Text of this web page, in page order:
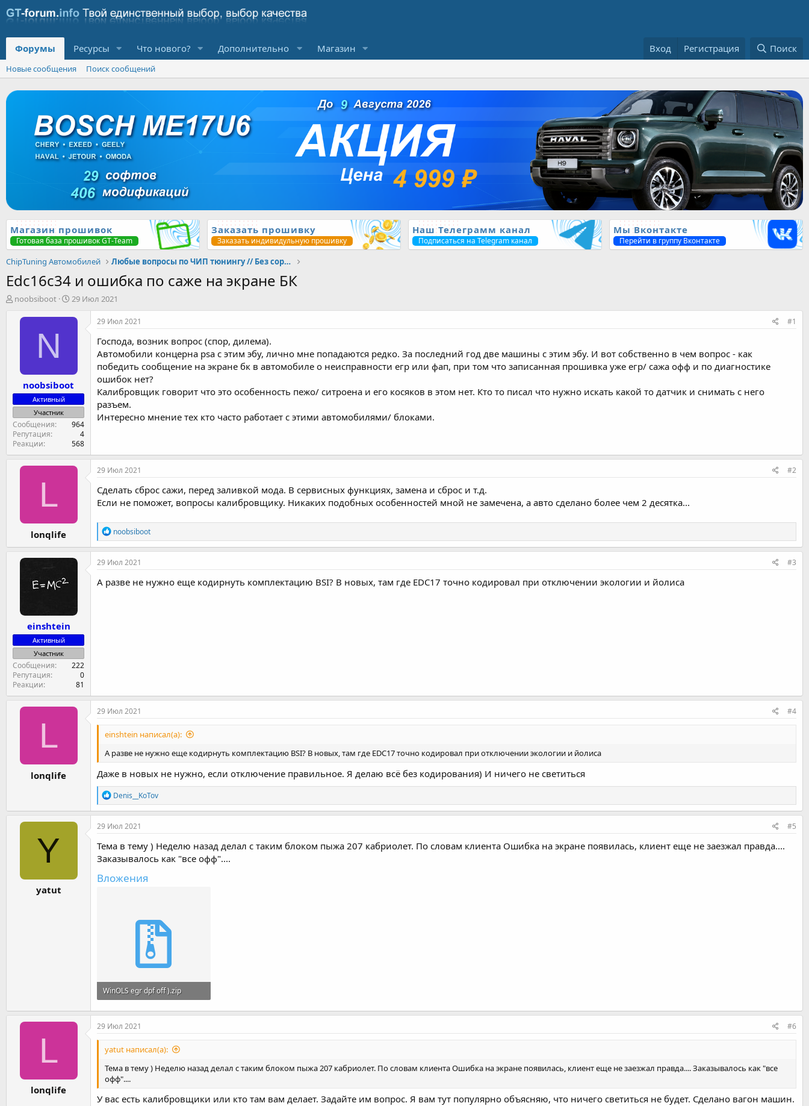
Форумы Ресурсы Что нового? Дополнительно Магазин Вход Регистрация Поиск
Новые сообщения Поиск сообщений
Магазин прошивок
Готовая база прошивок GT-Team
Заказать прошивку
Заказать индивидульную прошивку
Наш Телеграмм канал
Подписаться на Telegram канал
Мы Вконтакте
Перейти в группу Вконтакте
ChipTuning Автомобилей Любые вопросы по ЧИП тюнингу // Без сортировки
Edc16c34 и ошибка по саже на экране БК
А
noobsiboot
Д
т
а
л
а
29 Июл 2021
N
noobsiboot
Активный
Участник
Сообщения
964
Репутация
4
Реакции
568
29 Июл 2021 #1
Господа, возник вопрос (спор, дилема).
Автомобили концерна psa с этим эбу, лично мне попадаются редко. За последний год две машины с этим эбу. И вот собственно в чем вопрос - как
победить сообщение на экране бк в автомобиле о неисправности егр или фап, при том что записанная прошивка уже егр/ сажа офф и по диагностике
ошибок нет?
Калибровщик говорит что это особенность пежо/ ситроена и его косяков в этом нет. Кто то писал что нужно искать какой то датчик и снимать с него
разъем.
Интересно мнение тех кто часто работает с этими автомобилями/ блоками.
L
lonqlife
29 Июл 2021 #2
Сделать сброс сажи, перед заливкой мода. В сервисных функциях, замена и сброс и т.д.
Если не поможет, вопросы калибровщику. Никаких подобных особенностей мной не замечена, а авто сделано более чем 2 десятка...
Р
е
а
к
и
и
noobsiboot
einshtein
Активный
Участник
Сообщения
222
Репутация
0
Реакции
81
29 Июл 2021 #3
А разве не нужно еще кодирнуть комплектацию BSI? В новых, там где EDC17 точно кодировал при отключении экологии и йолиса
L
lonqlife
29 Июл 2021 #4
einshtein написал(а):
А разве не нужно еще кодирнуть комплектацию BSI? В новых, там где EDC17 точно кодировал при отключении экологии и йолиса
Даже в новых не нужно, если отключение правильное. Я делаю всё без кодирования) И ничего не светиться
Р
е
а
к
и
и
:
Denis__KoTov
Y
yatut
29 Июл 2021 #5
Тема в тему ) Неделю назад делал с таким блоком пыжа 207 кабриолет. По словам клиента Ошибка на экране появилась, клиент еще не заезжал правда....
Заказывалось как "все офф"....
Вложения
WinOLS egr dpf off ).zip
503.2 KB · Просмотры: 20
L
lonqlife
29 Июл 2021 #6
yatut написал(а):
Тема в тему ) Неделю назад делал с таким блоком пыжа 207 кабриолет. По словам клиента Ошибка на экране появилась, клиент еще не заезжал правда.... Заказывалось как "все
офф"....
У вас есть калибровщики или кто там вам делает. Задайте им вопрос. Я вам тут популярно объясняю, что ничего светиться не будет. Сделано вагон машин.